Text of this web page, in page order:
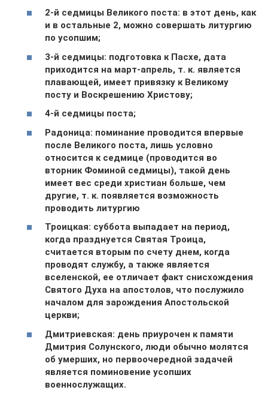
2-й седмицы Великого поста: в этот день, как
и в остальные 2, можно совершать литургию
по усопшим;
3-й седмицы: подготовка к Пасхе, дата
приходится на март-апрель, т. к. является
плавающей, имеет привязку к Великому
посту и Воскрешению Христову;
4-й седмицы поста;
Радоница: поминание проводится впервые
после Великого поста, лишь условно
относится к седмице (проводится во
вторник Фоминой седмицы), такой день
имеет вес среди христиан больше, чем
другие, т. к. появляется возможность
проводить литургию
Троицкая: суббота выпадает на период,
когда празднуется Святая Троица,
считается вторым по счету днем, когда
проводят службу, а также является
вселенской, ее отличает факт снисхождения
Святого Духа на апостолов, что послужило
началом для зарождения Апостольской
церкви;
Дмитриевская: день приурочен к памяти
Дмитрия Солунского, люди обычно молятся
об умерших, но первоочередной задачей
является поминовение усопших
военнослужащих.